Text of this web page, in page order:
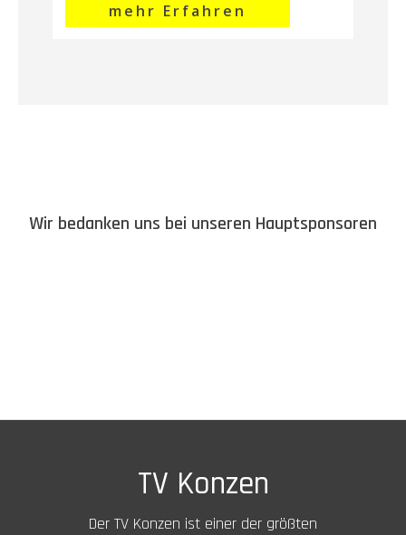
mehr Erfahren
Wir bedanken uns bei unseren Hauptsponsoren
TV Konzen
Der TV Konzen ist einer der größten